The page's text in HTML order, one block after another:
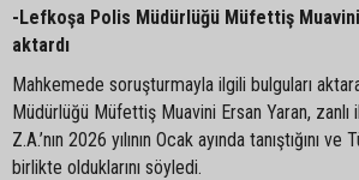
-Lefkoşa Polis Müdürlüğü Müfettiş
aktardı
Mahkemede soruşturmayla ilgili bulguları
Müdürlüğü Müfettiş Muavini Ersan Yaran, zanlı
Z.A.’nın 2026 yılının Ocak ayında tanıştığını
birlikte olduklarını söyledi.